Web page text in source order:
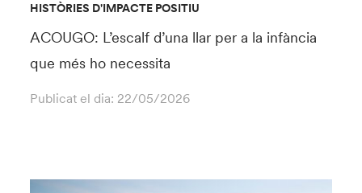
HISTÒRIES D'IMPACTE POSITIU
ACOUGO: L’escalf d’una llar per a la infància
que més ho necessita
Publicat el dia: 22/05/2026